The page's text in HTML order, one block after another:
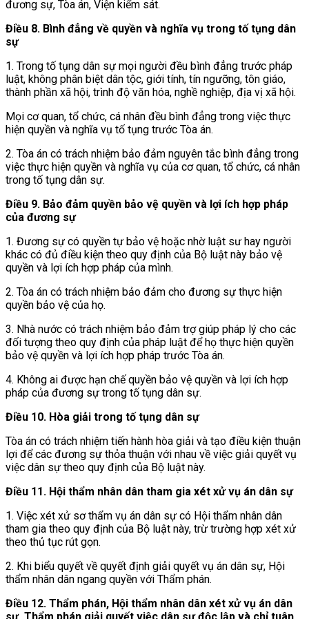
đương sự, Tòa án, Viện kiểm sát.
Điều 8. Bình đẳng về quyền và nghĩa vụ trong tố tụng dân
sự
1. Trong tố tụng dân sự mọi người đều bình đẳng trước pháp
luật, không phân biệt dân tộc, giới tính, tín ngưỡng, tôn giáo,
thành phần xã hội, trình độ văn hóa, nghề nghiệp, địa vị xã hội.
Mọi cơ quan, tổ chức, cá nhân đều bình đẳng trong việc thực
hiện quyền và nghĩa vụ tố tụng trước Tòa án.
2. Tòa án có trách nhiệm bảo đảm nguyên tắc bình đẳng trong
việc thực hiện quyền và nghĩa vụ của cơ quan, tổ chức, cá nhân
trong tố tụng dân sự.
Điều 9. Bảo đảm quyền bảo vệ quyền và lợi ích hợp pháp
của đương sự
1. Đương sự có quyền tự bảo vệ hoặc nhờ luật sư hay người
khác có đủ điều kiện theo quy định của Bộ luật này bảo vệ
quyền và lợi ích hợp pháp của mình.
2. Tòa án có trách nhiệm bảo đảm cho đương sự thực hiện
quyền bảo vệ của họ.
3. Nhà nước có trách nhiệm bảo đảm trợ giúp pháp lý cho các
đối tượng theo quy định của pháp luật để họ thực hiện quyền
bảo vệ quyền và lợi ích hợp pháp trước Tòa án.
4. Không ai được hạn chế quyền bảo vệ quyền và lợi ích hợp
pháp của đương sự trong tố tụng dân sự.
Điều 10. Hòa giải trong tố tụng dân sự
Tòa án có trách nhiệm tiến hành hòa giải và tạo điều kiện thuận
lợi để các đương sự thỏa thuận với nhau về việc giải quyết vụ
việc dân sự theo quy định của Bộ luật này.
Điều 11. Hội thẩm nhân dân tham gia xét xử vụ án dân sự
1. Việc xét xử sơ thẩm vụ án dân sự có Hội thẩm nhân dân
tham gia theo quy định của Bộ luật này, trừ trường hợp xét xử
theo thủ tục rút gọn.
2. Khi biểu quyết về quyết định giải quyết vụ án dân sự, Hội
thẩm nhân dân ngang quyền với Thẩm phán.
Điều 12. Thẩm phán, Hội thẩm nhân dân xét xử vụ án dân